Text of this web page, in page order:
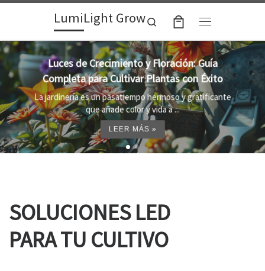
Skip to contentLumiLight Grow
Search
Lámparas para indoor: la clave para un
crecimiento óptimo de tus plantas
Al cultivar plantas en el interior, es importante
proporcionar el entorno adecuado ...
LEER MÁS »
SOLUCIONES LED
PARA TU CULTIVO